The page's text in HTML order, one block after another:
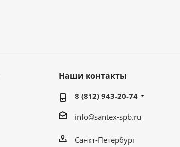
Наши контакты
8 (812) 943-20-74
info@santex-spb.ru
Санкт-Петербург